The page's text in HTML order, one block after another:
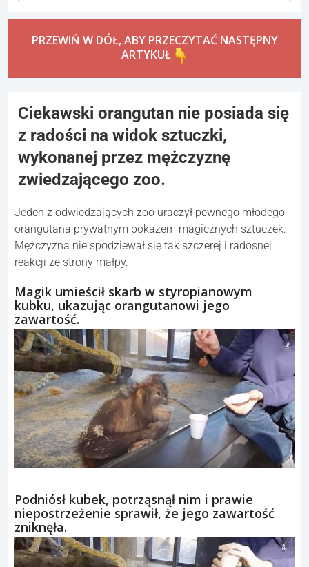
PRZEWIŃ W DÓŁ, ABY PRZECZYTAĆ NASTĘPNY
ARTYKUŁ
Ciekawski orangutan nie posiada się
z radości na widok sztuczki,
wykonanej przez mężczyznę
zwiedzającego zoo.
Jeden z odwiedzających zoo uraczył pewnego młodego
orangutana prywatnym pokazem magicznych sztuczek.
Mężczyzna nie spodziewał się tak szczerej i radosnej
reakcji ze strony małpy.
Magik umieścił skarb w styropianowym
kubku, ukazując orangutanowi jego
zawartość.
Podniósł kubek, potrząsnął nim i prawie
niepostrzeżenie sprawił, że jego zawartość
zniknęła.